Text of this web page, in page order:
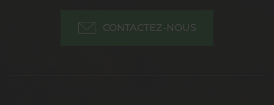
CONTACTEZ-NOUS